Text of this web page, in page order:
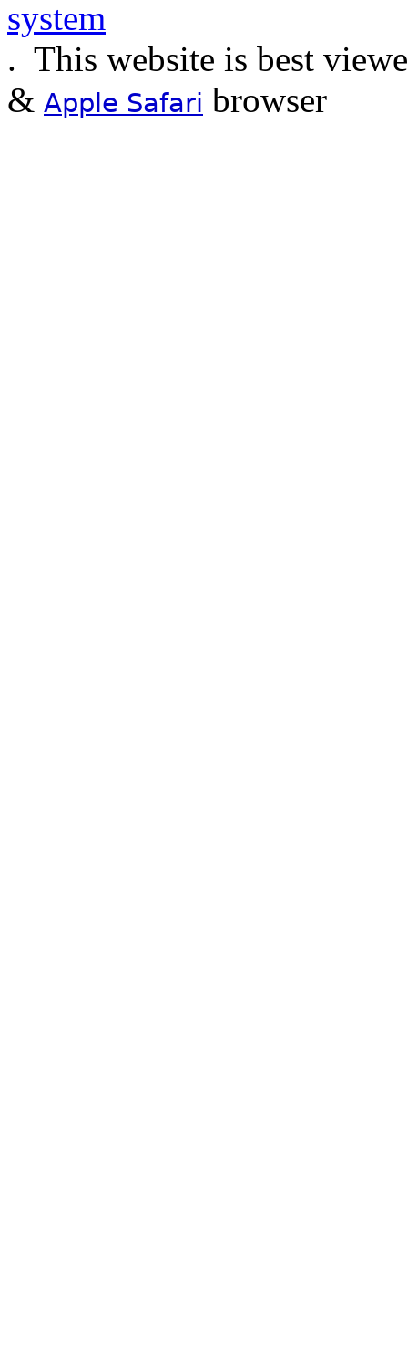
. This website is best
& Apple Safari browser